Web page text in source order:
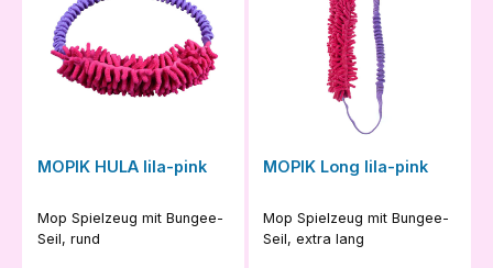
MOPIK HULA lila-pink
Mop Spielzeug mit Bungee-
Seil, rund
MOPIK Long lila-pink
Mop Spielzeug mit Bungee-
Seil, extra lang